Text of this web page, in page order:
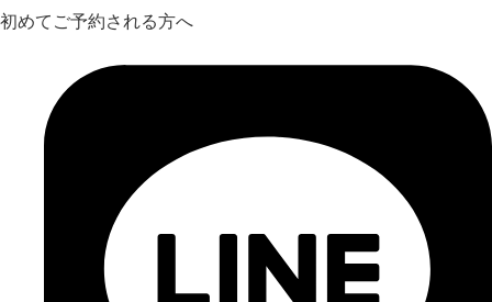
初めてご予約される方へ